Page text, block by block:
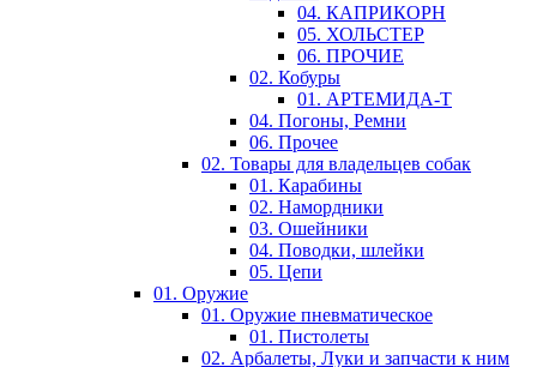
04. КАПРИКОРН
05. ХОЛЬСТЕР
06. ПРОЧИЕ
02. Кобуры
01. АРТЕМИДА-Т
04. Погоны, Ремни
06. Прочее
02. Товары для владельцев собак
01. Карабины
02. Намордники
03. Ошейники
04. Поводки, шлейки
05. Цепи
01. Оружие
01. Оружие пневматическое
01. Пистолеты
02. Арбалеты, Луки и запчасти к ним